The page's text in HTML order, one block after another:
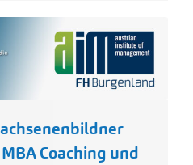
Coaching und